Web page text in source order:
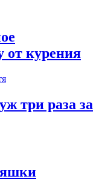
от курения
три раза за